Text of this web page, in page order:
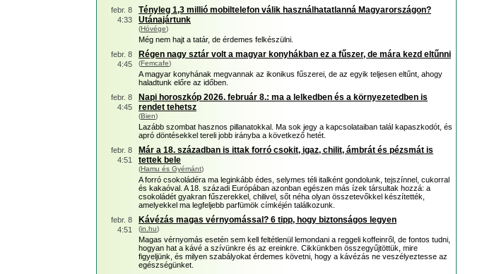
febr. 8
4:33
Tényleg 1,3 millió mobiltelefon válik használhatatlanná Magyarországon?
Utánajártunk
(Hóvége)
Még nem hajt a tatár, de érdemes felkészülni.
febr. 8
4:45
Régen nagy sztár volt a magyar konyhákban ez a fűszer, de mára kezd eltűnni
(Femcafe)
A magyar konyhának megvannak az ikonikus fűszerei, de az egyik teljesen eltűnt, ahogy
haladtunk előre az időben.
febr. 8
4:45
Napi horoszkóp 2026. február 8.: ma a lelkedben és a környezetedben is
rendet tehetsz
(Bien)
Lazább szombat hasznos pillanatokkal. Ma sok jegy a kapcsolataiban talál kapaszkodót, és
apró döntésekkel tereli jobb irányba a következő hetét.
febr. 8
4:51
Már a 18. században is ittak forró csokit, igaz, chilit, ámbrát és pézsmát is
tettek bele
(Hamu és Gyémánt)
A forró csokoládéra ma leginkább édes, selymes téli italként gondolunk, tejszínnel, cukorral
és kakaóval. A 18. századi Európában azonban egészen más ízek társultak hozzá: a
csokoládét gyakran fűszerekkel, chilivel, sőt néha olyan összetevőkkel készítették,
amelyekkel ma legfeljebb parfümök címkéjén találkozunk.
febr. 8
4:51
Kávézás magas vérnyomással? 6 tipp, hogy biztonságos legyen
(in.hu)
Magas vérnyomás esetén sem kell feltétlenül lemondani a reggeli koffeinről, de fontos tudni,
hogyan hat a kávé a szívünkre és az ereinkre. Cikkünkben összegyűjtöttük, mire
figyeljünk, és milyen szabályokat érdemes követni, hogy a kávézás ne veszélyeztesse az
egészségünket.